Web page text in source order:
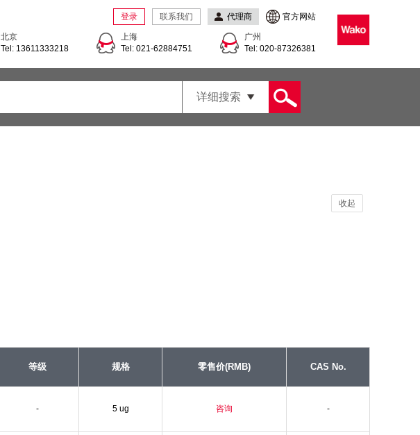
登录 联系我们 代理商 官方网站
北京
Tel: 13611333218
上海
Tel: 021-62884751
广州
Tel: 020-87326381
详细搜索
收起
等级 规格 零售价(RMB) CAS No.
- 5 ug 咨询 -